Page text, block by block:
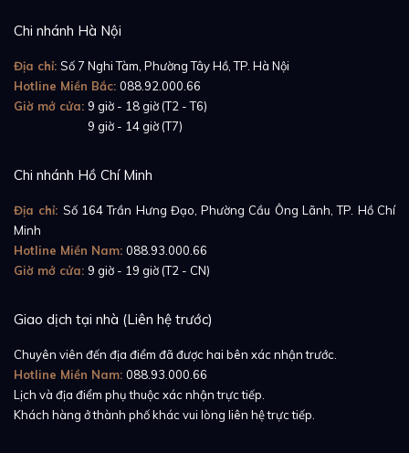
Chi nhánh Hà Nội
Địa chỉ: Số 7 Nghi Tàm, Phường Tây Hồ, TP. Hà Nội
Hotline Miền Bắc: 088.92.000.66
Giờ mở cửa: 9 giờ - 18 giờ (T2 - T6)
9 giờ - 14 giờ (T7)
Chi nhánh Hồ Chí Minh
Địa chỉ: Số 164 Trần Hưng Đạo, Phường Cầu Ông Lãnh, TP. Hồ Chí
Minh
Hotline Miền Nam: 088.93.000.66
Giờ mở cửa: 9 giờ - 19 giờ (T2 - CN)
Giao dịch tại nhà (Liên hệ trước)
Chuyên viên đến địa điểm đã được hai bên xác nhận trước.
Hotline Miền Nam: 088.93.000.66
Lịch và địa điểm phụ thuộc xác nhận trực tiếp.
Khách hàng ở thành phố khác vui lòng liên hệ trực tiếp.